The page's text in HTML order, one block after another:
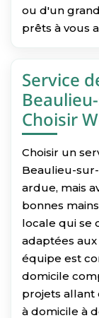
ou d'un
prêts à vous
Service
Choisir
Choisir un
Beaulieu-
ardue, mais
bonnes
locale qui se
adaptées
équipe est
domicile
projets allant
à domicile à